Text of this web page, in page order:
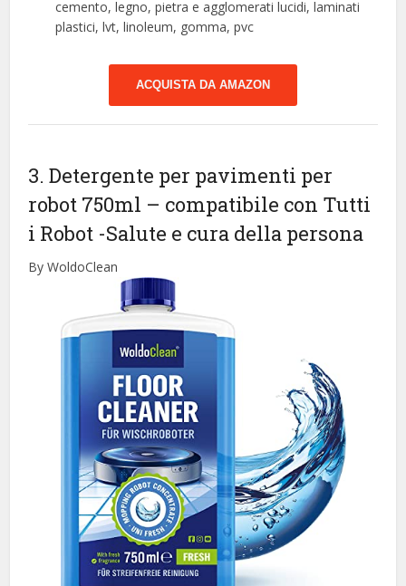
cemento, legno, pietra e agglomerati lucidi, laminati
plastici, lvt, linoleum, gomma, pvc
ACQUISTA DA AMAZON
3. Detergente per pavimenti per
robot 750ml – compatibile con Tutti
i Robot -Salute e cura della persona
By WoldoClean